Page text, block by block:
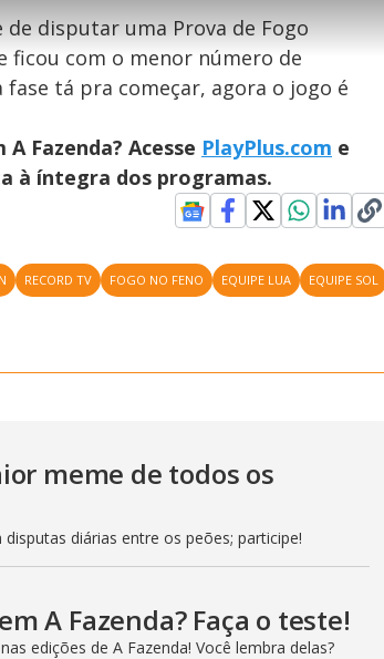
g
i
e
e
l
c
i
d
a
página.disputar uma Prova de Fogo
ficou com o menor número de
tá pra começar, agora o jogo é
Fazenda? Acesse PlayPlus.com e
à íntegra dos programas.
RECORD TV FOGO NO FENO EQUIPE LUA EQUIPE SOL
meme de todos os
diárias entre os peões; participe!
A Fazenda? Faça o teste!
edições de A Fazenda! Você lembra delas?